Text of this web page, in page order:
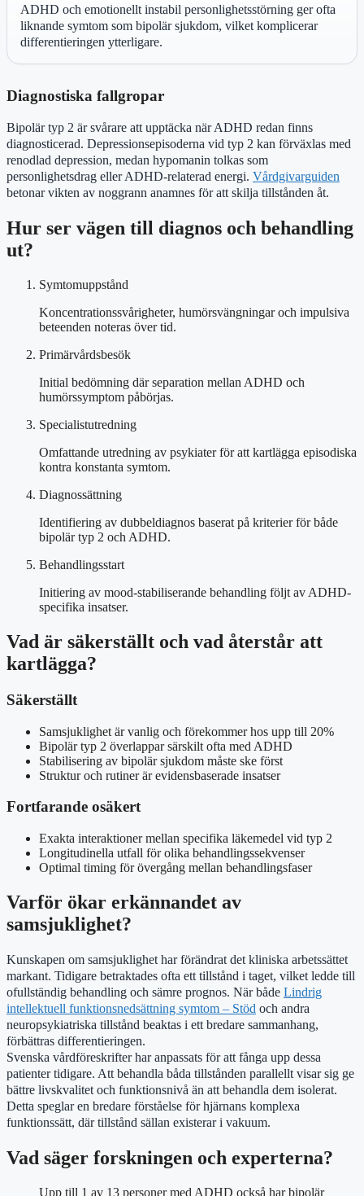
ADHD och emotionellt instabil personlighetsstörning ger ofta
liknande symtom som bipolär sjukdom, vilket komplicerar
differentieringen ytterligare.
Diagnostiska fallgropar
Bipolär typ 2 är svårare att upptäcka när ADHD redan finns
diagnosticerad. Depressionsepisoderna vid typ 2 kan förväxlas med
renodlad depression, medan hypomanin tolkas som
personlighetsdrag eller ADHD-relaterad energi. Vårdgivarguiden
betonar vikten av noggrann anamnes för att skilja tillstånden åt.
Hur ser vägen till diagnos och behandling
ut?
Symtomuppstånd
Koncentrationssvårigheter, humörsvängningar och impulsiva
beteenden noteras över tid.
Primärvårdsbesök
Initial bedömning där separation mellan ADHD och
humörssymptom påbörjas.
Specialistutredning
Omfattande utredning av psykiater för att kartlägga episodiska
kontra konstanta symtom.
Diagnossättning
Identifiering av dubbeldiagnos baserat på kriterier för både
bipolär typ 2 och ADHD.
Behandlingsstart
Initiering av mood-stabiliserande behandling följt av ADHD-
specifika insatser.
Vad är säkerställt och vad återstår att
kartlägga?
Säkerställt
Samsjuklighet är vanlig och förekommer hos upp till 20%
Bipolär typ 2 överlappar särskilt ofta med ADHD
Stabilisering av bipolär sjukdom måste ske först
Struktur och rutiner är evidensbaserade insatser
Fortfarande osäkert
Exakta interaktioner mellan specifika läkemedel vid typ 2
Longitudinella utfall för olika behandlingssekvenser
Optimal timing för övergång mellan behandlingsfaser
Varför ökar erkännandet av
samsjuklighet?
Kunskapen om samsjuklighet har förändrat det kliniska arbetssättet
markant. Tidigare betraktades ofta ett tillstånd i taget, vilket ledde till
ofullständig behandling och sämre prognos. När både Lindrig
intellektuell funktionsnedsättning symtom – Stöd och andra
neuropsykiatriska tillstånd beaktas i ett bredare sammanhang,
förbättras differentieringen.
Svenska vårdföreskrifter har anpassats för att fånga upp dessa
patienter tidigare. Att behandla båda tillstånden parallellt visar sig ge
bättre livskvalitet och funktionsnivå än att behandla dem isolerat.
Detta speglar en bredare förståelse för hjärnans komplexa
funktionssätt, där tillstånd sällan existerar i vakuum.
Vad säger forskningen och experterna?
Upp till 1 av 13 personer med ADHD också har bipolär